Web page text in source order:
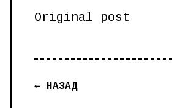
Original post
← НАЗАД